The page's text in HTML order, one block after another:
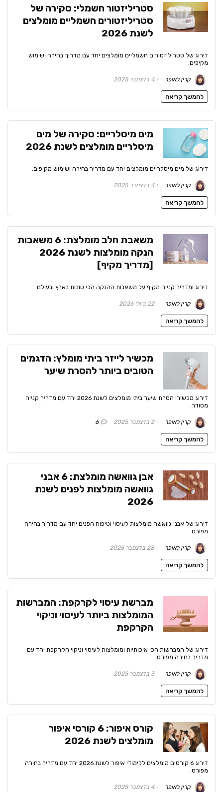
סטריליזטור חשמלי: סקירה של
סטריליזטורים חשמליים מומלצים
לשנת 2026
דירוג של סטריליזטורים חשמליים מומלצים יחד עם מדריך בחירה ושימוש
מקיפים.
קרין לאופר 4 בדצמבר 2025
להמשך קריאה
מים מיסלריים: סקירה של מים
מיסלריים מומלצים לשנת 2026
דירוג של מים מיסלריים מומלצים יחד עם מדריך בחירה ושימוש מקיפים.
קרין לאופר 4 בדצמבר 2025
להמשך קריאה
משאבת חלב מומלצת: 6 משאבות
הנקה מומלצות לשנת 2026
[מדריך מקיף]
דירוג ומדריך קנייה מקיף על משאבות ההנקה הכי טובות בארץ ובעולם.
קרין לאופר 22 ביולי 2026
להמשך קריאה
מכשיר לייזר ביתי מומלץ: הדגמים
הטובים ביותר להסרת שיער
דירוג מכשירי הסרת שיער ביתי מומלצים לשנת 2026 יחד עם מדריך קנייה
מסודר.
קרין לאופר 2 בדצמבר 2025 6
להמשך קריאה
אבן גוואשה מומלצת: 6 אבני
גוואשה מומלצות לפנים לשנת
2026
דירוג של אבני גוואשה מומלצות לעיסוי וטיפוח הפנים יחד עם מדריך בחירה
מפורט.
קרין לאופר 28 בדצמבר 2025
להמשך קריאה
מברשת עיסוי לקרקפת: המברשות
המומלצות ביותר לעיסוי וניקוי
הקרקפת
דירוג של המברשות הכי איכותיות ומומלצות לעיסוי וניקוי הקרקפת יחד עם
מדריך בחירה מפורט.
קרין לאופר 3 בדצמבר 2025
להמשך קריאה
קורס איפור: 6 קורסי איפור
מומלצים לשנת 2026
דירוג 6 קורסים מומלצים ללימודי איפור לשנת 2026 יחד עם מדריך בחירה
מפורט.
קרין לאופר 4 בדצמבר 2025